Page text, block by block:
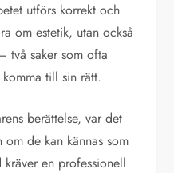
utförs korrekt och
om estetik, utan också
två saker som ofta
till sin rätt.
berättelse, var det
de kan kännas som
en professionell